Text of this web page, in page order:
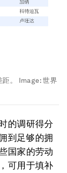
。 Image:世界
的调研得分
到足够的拥
国家的劳动
可用于填补